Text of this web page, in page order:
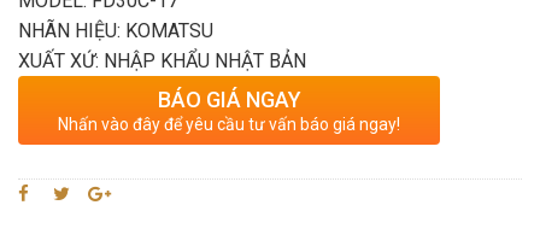
NHÃN HIỆU: KOMATSU
XUẤT XỨ: NHẬP KHẨU NHẬT BẢN
BÁO GIÁ NGAY
Nhấn vào đây để yêu cầu tư vấn báo giá ngay!